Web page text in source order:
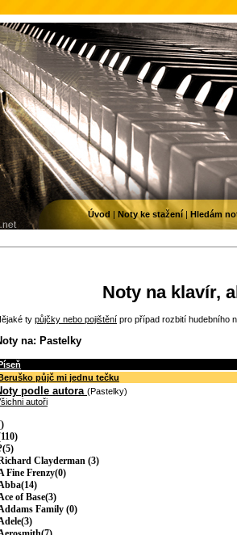
Noty na klavír,
ty půjčky nebo pojištění pro případ rozbití hudebního
na: Pastelky
půjč mi jednu tečku
podle autora (Pastelky)
autoři
Clayderman (3)
Fine Frenzy(0)
of Base(3)
Family (0)
Úvod | Noty ke stažení| Hledám